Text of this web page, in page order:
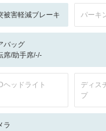
被害軽減ブレーキ パーキ
バッグ
席/助手席/-/-
ヘッドライト
ディス
プ
ラ